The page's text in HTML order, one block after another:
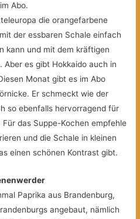
Abo.
die orangefarbene
der essbaren Schale einfach
kann und mit dem kräftigen
Aber es gibt Hokkaido auch in
Monat gibt es im Abo
Er schmeckt wie der
so ebenfalls hervorragend für
das Suppe-Kochen empfehle
und die Schale in kleinen
einen schönen Kontrast gibt.
Paprika aus Brandenburg,
angebaut, nämlich